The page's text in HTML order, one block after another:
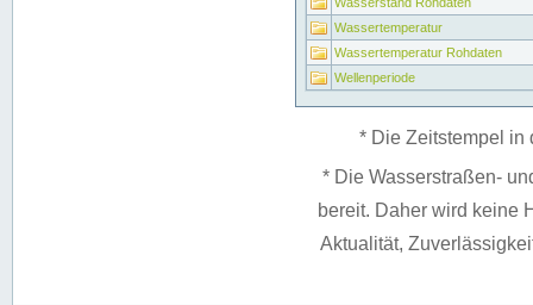
Wassertemperatur
Wassertemperatur Rohdaten
Wellenperiode
* Die Zeitstempel in
* Die Wasserstraßen-
bereit. Daher wird keine
Aktualität,